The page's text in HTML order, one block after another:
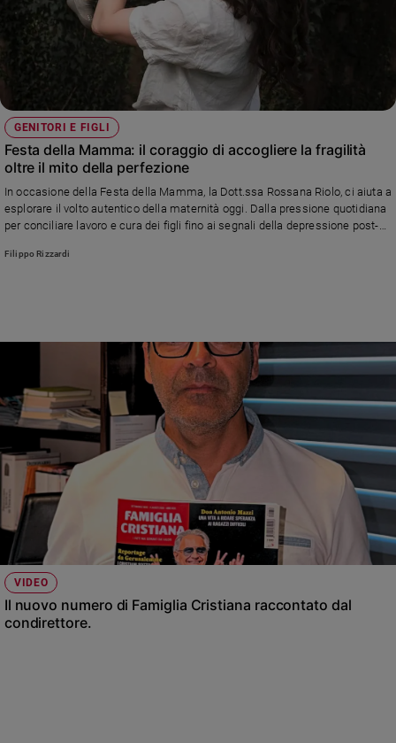
Chiesa
Fede
spiritualità
Santi
Devozione
e
fede
Parola
del
giorno
Ambiente
e
Volontariato
Diritti
Aziende
Caso
della
settimana
GENITORI E FIGLI
Festa della Mamma: il coraggio di accogliere la fragilità
oltre il mito della perfezione
In occasione della Festa della Mamma, la Dott.ssa Rossana Riolo, ci aiuta a
esplorare il volto autentico della maternità oggi. Dalla pressione quotidiana
per conciliare lavoro e cura dei figli fino ai segnali della depressione post-
Filippo Rizzardi
VIDEO
Il nuovo numero di Famiglia Cristiana raccontato dal
condirettore.